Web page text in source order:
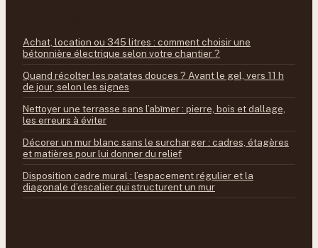
Achat, location ou 345 litres : comment choisir une
bétonnière électrique selon votre chantier ?
Quand récolter les patates douces ? Avant le gel, vers 11 h
de jour, selon les signes
Nettoyer une terrasse sans l’abîmer : pierre, bois et dallage,
les erreurs à éviter
Décorer un mur blanc sans le surcharger : cadres, étagères
et matières pour lui donner du relief
Disposition cadre mural : l’espacement régulier et la
diagonale d’escalier qui structurent un mur